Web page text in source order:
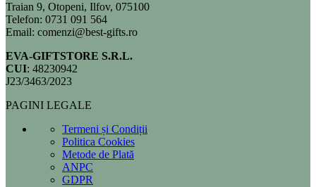
Traian 9, Otopeni, Ilfov, 075100
Telefon: 0731 091 564
Email: comenzi@best-gifts.ro
EVA-GIFTSTORE S.R.L.
CUI: 48230942
J23/3463/2023
PAGINI LEGALE
Termeni și Condiții
Politica Cookies
Metode de Plată
ANPC
GDPR